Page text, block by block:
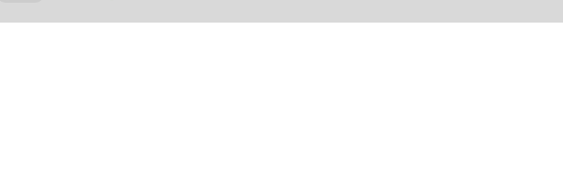
LOGOWANIE DO POCZTY